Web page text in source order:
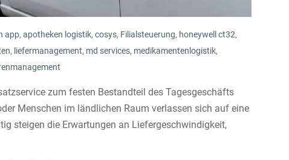
app, apotheken logistik, cosys, Filialsteuerung, honeywell ct32,
, liefermanagement, md services, medikamentenlogistik,
zum festen Bestandteil des Tagesgeschäfts
Menschen im ländlichen Raum verlassen sich auf eine
steigen die Erwartungen an Liefergeschwindigkeit,